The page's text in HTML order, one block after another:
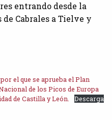
entrando desde la
Cabrales a Tielve y
el que se aprueba el Plan
de los Picos de Europa
de Castilla y León.
Descarga